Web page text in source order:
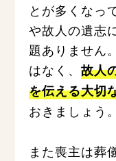
とが多くなっ
や故人の遺志
題ありません
はなく、故人
を伝える大切
おきましょう。
また喪主は葬